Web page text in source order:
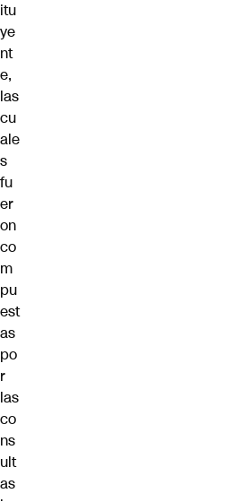
itu
ye
nt
e,
las
cu
ale
s
fu
er
on
co
m
pu
est
as
po
r
las
co
ns
ult
as